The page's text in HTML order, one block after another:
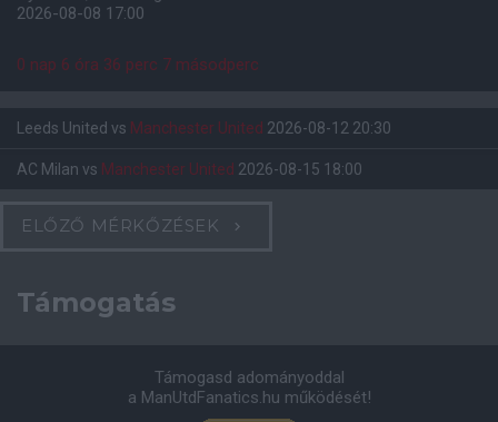
2026-08-08 17:00
0 nap 6 óra 36 perc 7 másodperc
Leeds United vs Manchester United 2026-08-12 20:30
AC Milan vs Manchester United 2026-08-15 18:00
ELŐZŐ MÉRKŐZÉSEK
Támogatás
Támogasd adományoddal
a ManUtdFanatics.hu működését!